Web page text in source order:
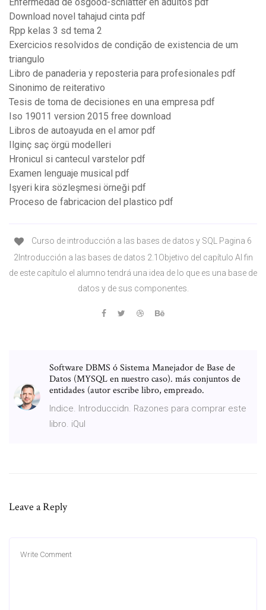
Enfermedad de osgood-schlatter en adultos pdf
Download novel tahajud cinta pdf
Rpp kelas 3 sd tema 2
Exercicios resolvidos de condição de existencia de um
triangulo
Libro de panaderia y reposteria para profesionales pdf
Sinonimo de reiterativo
Tesis de toma de decisiones en una empresa pdf
Iso 19011 version 2015 free download
Libros de autoayuda en el amor pdf
Ilginç saç örgü modelleri
Hronicul si cantecul varstelor pdf
Examen lenguaje musical pdf
Işyeri kira sözleşmesi örneği pdf
Proceso de fabricacion del plastico pdf
Curso de introducción a las bases de datos y SQL Pagina 6
2Introducción a las bases de datos 2.1Objetivo del capítulo Al fin
de este capítulo el alumno tendrá una idea de lo que es una base de
datos y de sus componentes.
Software DBMS ó Sistema Manejador de Base de
Datos (MYSQL en nuestro caso). más conjuntos de
entidades (autor escribe libro, empreado.
lndice. Introduccidn. Razones para comprar este
libro. iQul
Leave a Reply